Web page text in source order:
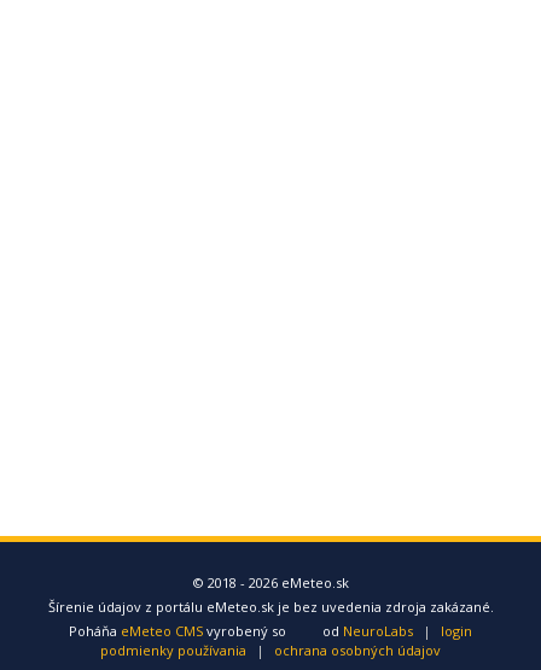
© 2018 - 2026 eMeteo.sk
Šírenie údajov z portálu eMeteo.sk je bez uvedenia zdroja zakázané.
Poháňa eMeteo CMS vyrobený so od NeuroLabs |
login
podmienky používania
| ochrana osobných údajov